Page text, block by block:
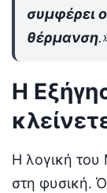
συμφέρει
θέρμανση
Η
Η λογική του
στη φυσική.